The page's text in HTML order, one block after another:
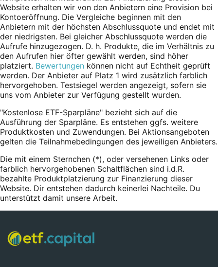
Website erhalten wir von den Anbietern eine Provision bei
Kontoeröffnung. Die Vergleiche beginnen mit den
Anbietern mit der höchsten Abschlussquote und endet mit
der niedrigsten. Bei gleicher Abschlussquote werden die
Aufrufe hinzugezogen. D. h. Produkte, die im Verhältnis zu
den Aufrufen hier öfter gewählt werden, sind höher
platziert. Bewertungen können nicht auf Echtheit geprüft
werden. Der Anbieter auf Platz 1 wird zusätzlich farblich
hervorgehoben. Testsiegel werden angezeigt, sofern sie
uns vom Anbieter zur Verfügung gestellt wurden.
"Kostenlose ETF-Sparpläne" bezieht sich auf die
Ausführung der Sparpläne. Es entstehen ggfs. weitere
Produktkosten und Zuwendungen. Bei Aktionsangeboten
gelten die Teilnahmebedingungen des jeweiligen Anbieters.
Die mit einem Sternchen (*), oder versehenen Links oder
farblich hervorgehobenen Schaltflächen sind i.d.R.
bezahlte Produktplatzierung zur Finanzierung dieser
Website. Dir entstehen dadurch keinerlei Nachteile. Du
unterstützt damit unsere Arbeit.